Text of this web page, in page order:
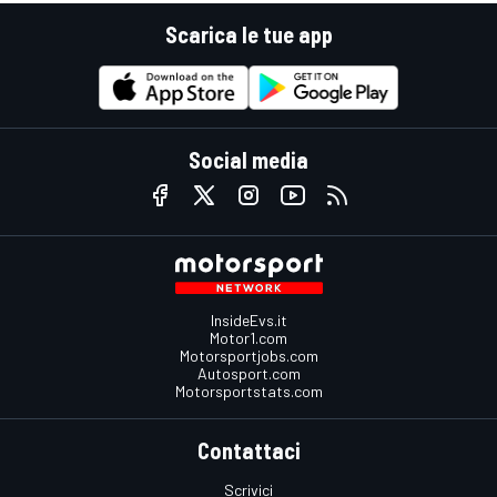
Scarica le tue app
Social media
InsideEvs.it
Motor1.com
Motorsportjobs.com
Autosport.com
Motorsportstats.com
Contattaci
Scrivici